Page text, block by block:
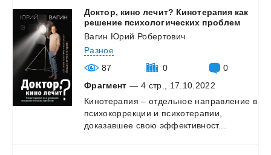
Доктор, кино лечит? Кинотерапия как
решение психологических проблем
Вагин Юрий Робертович
Разное
87
0
0
Фрагмент — 4 стр., 17.10.2022
Кинотерапия – отдельное направление в
психокоррекции и психотерапии,
доказавшее свою эффективност...